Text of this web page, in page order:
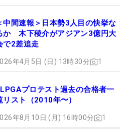
中間速報＞日本勢3人目の快挙な
か 木下稜介がアジアン3億円大
で2差追走
年4月5日 (日) 13時30分 1
プロテスト過去の合格者一
リスト（2010年〜）
年8月10日 (月) 16時00分 1